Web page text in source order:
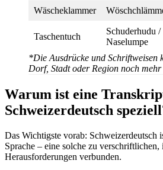
Wäscheklammer
Taschentuch
Schuderhudu /
Naselumpe
*Die Ausdrücke und Schriftweisen
Dorf, Stadt oder Region noch
Warum ist eine
Schweizerdeutsch
Das Wichtigste vorab: Schweizerdeutsch
Sprache – eine solche zu verschriftlichen,
Herausforderungen verbunden.